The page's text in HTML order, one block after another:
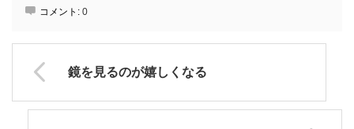
コメント: 0
鏡を見るのが嬉しくなる